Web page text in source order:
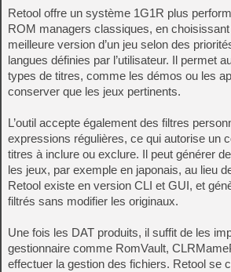
Retool offre un système 1G1R plus
ROM managers classiques, en
meilleure version d’un jeu selon des
langues définies par l’utilisateur. Il permet
types de titres, comme les démos ou les
conserver que les jeux pertinents.
L’outil accepte également des filtres
expressions régulières, ce qui autorise un
titres à inclure ou exclure. Il peut générer
les jeux, par exemple en japonais, au lieu
Retool existe en version CLI et GUI, et
filtrés sans modifier les originaux.
Une fois les DAT produits, il suffit de les
gestionnaire comme RomVault,
effectuer la gestion des fichiers. Retool se